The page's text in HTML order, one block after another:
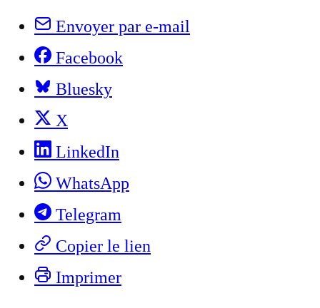
Envoyer par e-mail
Facebook
Bluesky
X
LinkedIn
WhatsApp
Telegram
Copier le lien
Imprimer